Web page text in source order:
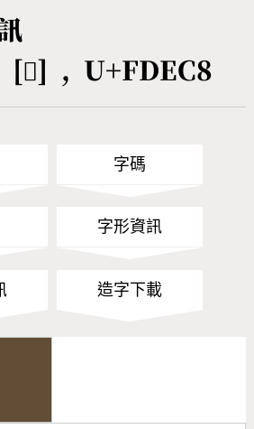
Unicode查詢
[󽻈] , U+FDEC8
字碼
字形資訊
造字下載